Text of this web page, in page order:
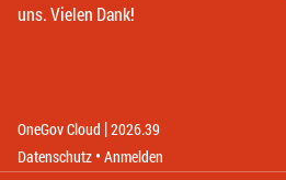
uns. Vielen Dank!
OneGov Cloud (External Link)
|2026.39
Datenschutz (External Link)
Anmelden